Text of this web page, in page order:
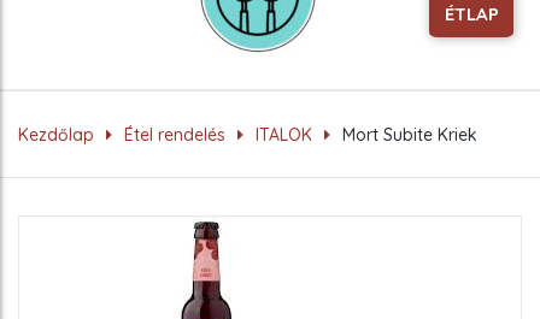
Kezdőlap Étel rendelés ITALOK Mort Subite Kriek
ÉTLAP